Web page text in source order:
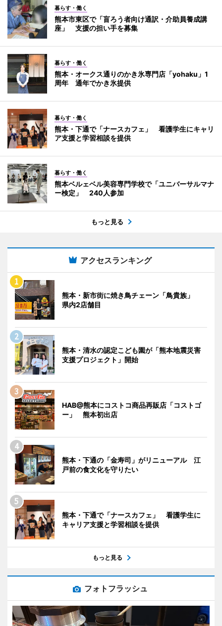
暮らす・働く
熊本市東区で「盲ろう者向け通訳・介助員養成講
座」 支援の担い手を募集
暮らす・働く
熊本・オークス通りのかき氷専門店「yohaku」1
周年 通年でかき氷提供
暮らす・働く
熊本・下通で「ナースカフェ」 看護学生にキャリ
ア支援と学習相談を提供
暮らす・働く
熊本ベルェベル美容専門学校で「ユニバーサルマナ
ー検定」 240人参加
もっと見る
アクセスランキング
熊本・新市街に焼き鳥チェーン「鳥貴族」
県内2店舗目
熊本・清水の認定こども園が「熊本地震災害
支援プロジェクト」開始
HAB@熊本にコストコ商品再販店「コストゴ
ー」 熊本初出店
熊本・下通の「金寿司」がリニューアル 江
戸前の食文化を守りたい
熊本・下通で「ナースカフェ」 看護学生に
キャリア支援と学習相談を提供
もっと見る
フォトフラッシュ